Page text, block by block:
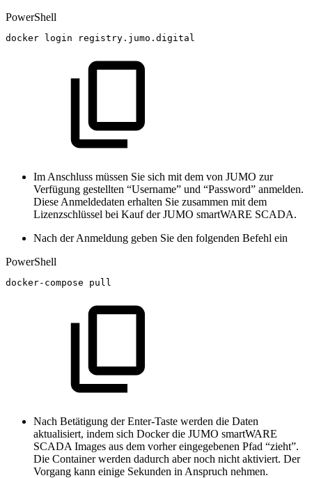
PowerShell
docker login registry . jumo . digital
Im Anschluss müssen Sie sich mit dem von JUMO zur
Verfügung gestellten “Username” und “Password” anmelden.
Diese Anmeldedaten erhalten Sie zusammen mit dem
Lizenzschlüssel bei Kauf der JUMO smartWARE SCADA.
Nach der Anmeldung geben Sie den folgenden Befehl ein
PowerShell
docker-compose pull
Nach Betätigung der Enter-Taste werden die Daten
aktualisiert, indem sich Docker die JUMO smartWARE
SCADA Images aus dem vorher eingegebenen Pfad “zieht”.
Die Container werden dadurch aber noch nicht aktiviert. Der
Vorgang kann einige Sekunden in Anspruch nehmen.